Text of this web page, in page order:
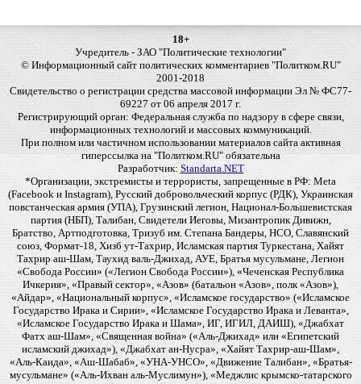
18+
Учредитель - ЗАО "Политические технологии"
© Информационный сайт политических комментариев "Политком.RU"
2001-2018
Свидетельство о регистрации средства массовой информации Эл № ФС77-
69227 от 06 апреля 2017 г.
Регистрирующий орган: Федеральная служба по надзору в сфере связи,
информационных технологий и массовых коммуникаций.
При полном или частичном использовании материалов сайта активная
гиперссылка на "Политком.RU" обязательна
Разработчик: Standarta.NET
*Организации, экстремисты и террористы, запрещенные в РФ: Meta
(Facebook и Instagram), Русский добровольческий корпус (РДК), Украинская
повстанческая армия (УПА), Грузинский легион, Национал-Большевистская
партия (НБП), Талибан, Свидетели Иеговы, Мизантропик Дивижн,
Братство, Артподготовка, Тризуб им. Степана Бандеры, НСО, Славянский
союз, Формат-18, Хизб ут-Тахрир, Исламская партия Туркестана, Хайят
Тахрир аш-Шам, Таухид валь-Джихад, АУЕ, Братья мусульмане, Легион
«Свобода России» («Легион Свобода России»), «Чеченская Республика
Ичкерия», «Правый сектор», «Азов» (батальон «Азов», полк «Азов»),
«Айдар», «Национальный корпус», «Исламское государство» («Исламское
Государство Ирака и Сирии», «Исламское Государство Ирака и Леванта»,
«Исламское Государство Ирака и Шама», ИГ, ИГИЛ, ДАИШ), «Джабхат
Фатх аш-Шам», «Священная война» («Аль-Джихад» или «Египетский
исламский джихад»), «Джабхат ан-Нусра», «Хайят Тахрир-аш-Шам»,
«Аль-Каида», «Аш-Шабаб», «УНА-УНСО», «Движение Талибан», «Братья-
мусульмане» («Аль-Ихван аль-Муслимун»), «Меджлис крымско-татарского